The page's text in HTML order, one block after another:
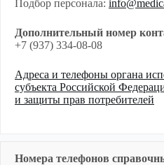
Подбор персонала:
Дополнительный номер
+7 (937) 334-08-08
Адреса и телефоны органа
субъекта Российской
и защиты прав потребителей
Номера телефонов